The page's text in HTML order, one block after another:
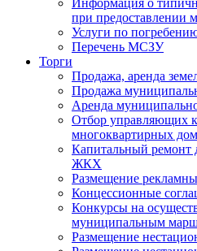
Информация о
при предоставлении
Услуги по
Перечень МСЗУ
Торги
Продажа, аренда
Продажа
Аренда
Отбор управляющих
многоквартирных
Капитальный ремонт
ЖКХ
Размещение
Концессионные
Конкурсы на
муниципальным
Размещение